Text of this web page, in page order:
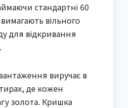
стандартні 60
вільного
для відкривання
виручає в
де кожен
золота. Кришка